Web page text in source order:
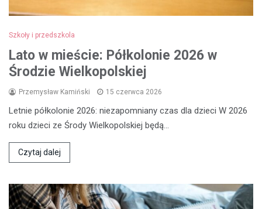
Szkoły i przedszkola
Lato w mieście: Półkolonie 2026 w
Środzie Wielkopolskiej
Przemysław Kamiński 15 czerwca 2026
Letnie półkolonie 2026: niezapomniany czas dla dzieci W 2026
roku dzieci ze Środy Wielkopolskiej będą…
Czytaj dalej